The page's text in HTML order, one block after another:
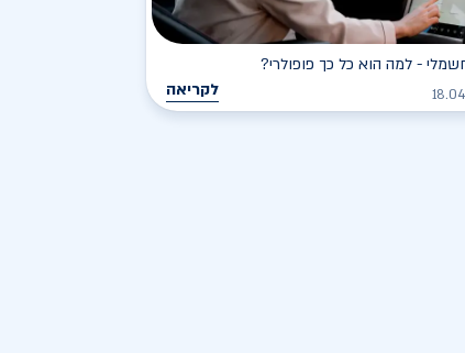
- למה הוא כל כך פופולרי?
לקריאה